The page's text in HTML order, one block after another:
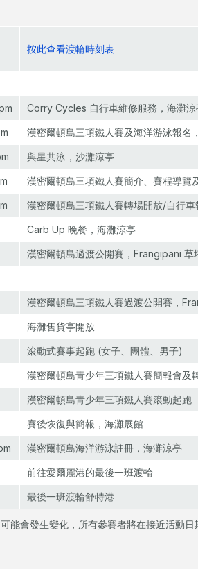
按此查看渡輪時刻表
Corry Cycles 自行車維修服務，海灘涼
漢密爾頓島三項鐵人賽及海洋游泳報名
與星共泳，沙灘涼亭
漢密爾頓島三項鐵人賽簡介、賽程導覽
漢密爾頓島三項鐵人賽轉場開放/自行
Carb Up 晚餐，海灘涼亭
漢密爾頓島過渡公開賽，Frangipani 草
漢密爾頓島三項鐵人賽過渡公開賽，
海灘售貨亭開放
滾動式賽事起跑 (女子、團體、男子)
漢密爾頓島青少年三項鐵人賽簡報會及
漢密爾頓島青少年三項鐵人賽滾動起跑
賽後恢復與簡報，海灘展館
漢密爾頓島海洋游泳註冊，海灘涼亭
前往愛爾麗港的最後一班渡輪
最後一班渡輪舒特港
能會發生變化，所有參賽者將在接近活動日